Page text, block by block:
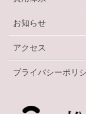
お知らせ
アクセス
プライバシーポリ